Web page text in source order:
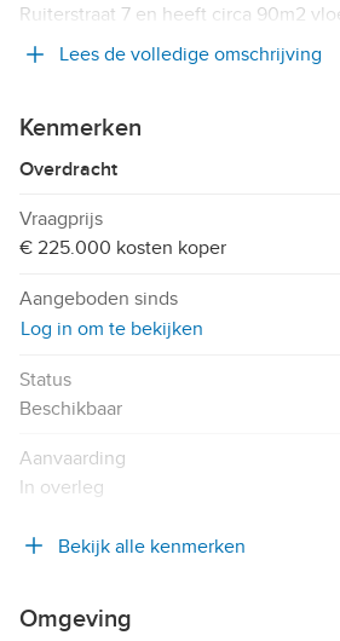
Ruiterstraat 7 en heeft circa 90m2
Lees de volledige omschrijving
Kenmerken
Overdracht
Vraagprijs
€ 225.000 kosten koper
Aangeboden sinds
Log in om te bekijken
Status
Beschikbaar
Aanvaarding
In overleg
Bekijk alle kenmerken
Omgeving